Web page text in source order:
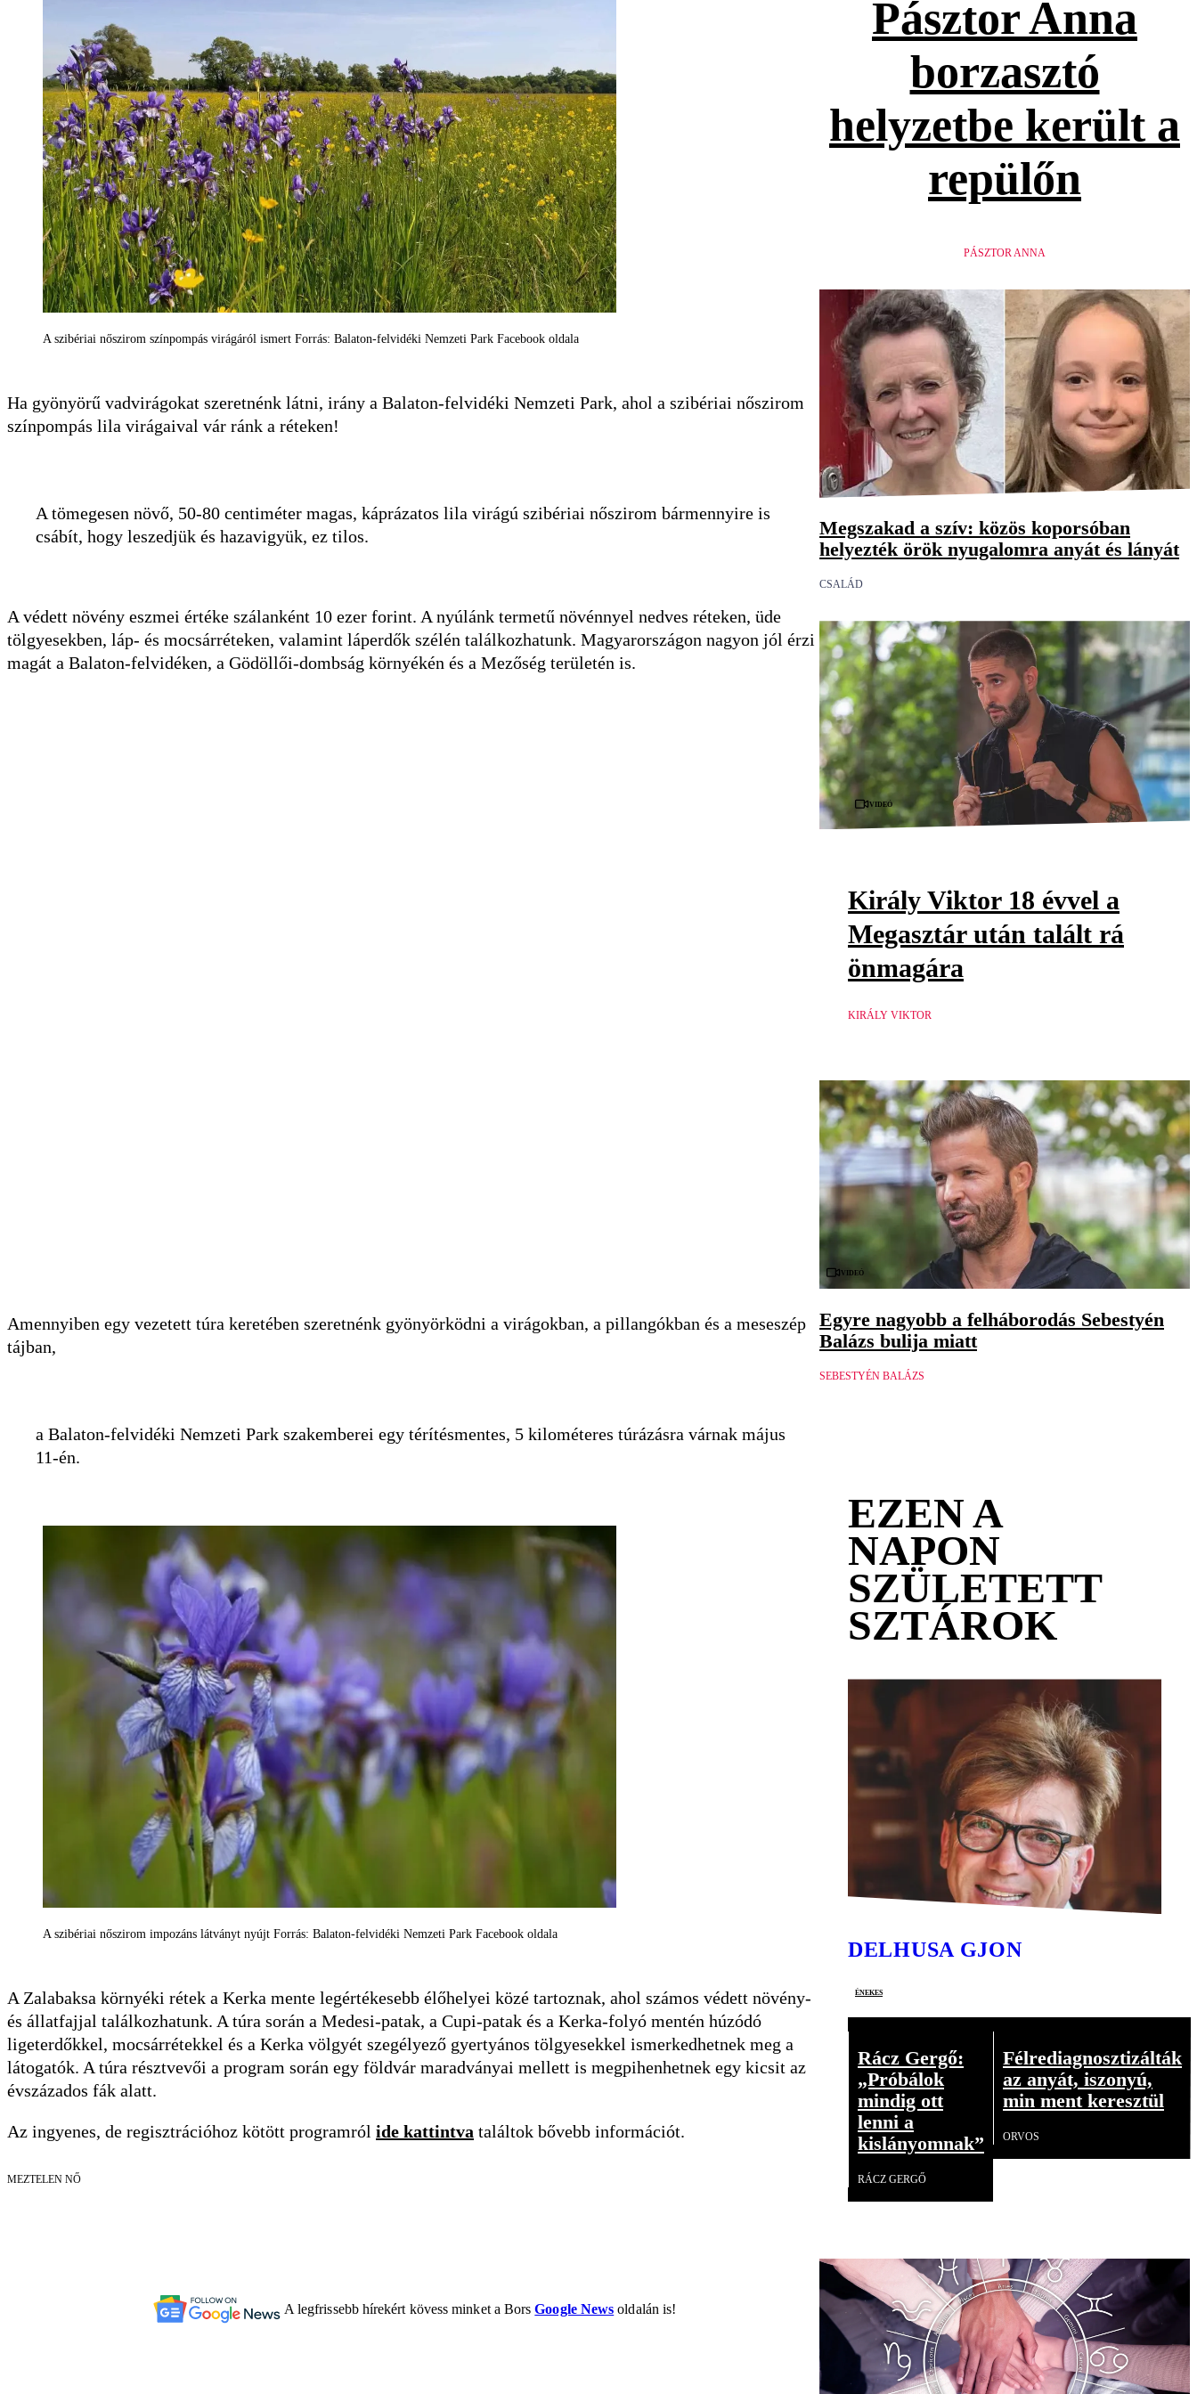
A szibériai nőszirom színpompás virágáról ismert Forrás: Balaton-felvidéki Nemzeti Park Facebook oldala
Ha gyönyörű vadvirágokat szeretnénk látni, irány a Balaton-felvidéki Nemzeti Park, ahol a szibériai nőszirom
színpompás lila virágaival vár ránk a réteken!
A tömegesen növő, 50-80 centiméter magas, káprázatos lila virágú szibériai nőszirom bármennyire is
csábít, hogy leszedjük és hazavigyük, ez tilos.
A védett növény eszmei értéke szálanként 10 ezer forint. A nyúlánk termetű növénnyel nedves réteken, üde
tölgyesekben, láp- és mocsárréteken, valamint láperdők szélén találkozhatunk. Magyarországon nagyon jól érzi
magát a Balaton-felvidéken, a Gödöllői-dombság környékén és a Mezőség területén is.
Amennyiben egy vezetett túra keretében szeretnénk gyönyörködni a virágokban, a pillangókban és a meseszép
tájban,
a Balaton-felvidéki Nemzeti Park szakemberei egy térítésmentes, 5 kilométeres túrázásra várnak május
11-én.
A szibériai nőszirom impozáns látványt nyújt Forrás: Balaton-felvidéki Nemzeti Park Facebook oldala
A Zalabaksa környéki rétek a Kerka mente legértékesebb élőhelyei közé tartoznak, ahol számos védett növény-
és állatfajjal találkozhatunk. A túra során a Medesi-patak, a Cupi-patak és a Kerka-folyó mentén húzódó
ligeterdőkkel, mocsárrétekkel és a Kerka völgyét szegélyező gyertyános tölgyesekkel ismerkedhetnek meg a
látogatók. A túra résztvevői a program során egy földvár maradványai mellett is megpihenhetnek egy kicsit az
évszázados fák alatt.
Az ingyenes, de regisztrációhoz kötött programról ide kattintva találtok bővebb információt.
MEZTELEN NŐ
A legfrissebb hírekért kövess minket a BorsGoogle News oldalán is!
Pásztor Anna
borzasztó
helyzetbe került a
repülőn
PÁSZTOR ANNA
Megszakad a szív: közös koporsóban
helyezték örök nyugalomra anyát és lányát
CSALÁD
Videó
Király Viktor 18 évvel a
Megasztár után talált rá
önmagára
KIRÁLY VIKTOR
Videó
Egyre nagyobb a felháborodás Sebestyén
Balázs bulija miatt
SEBESTYÉN BALÁZS
EZEN A
NAPON
SZÜLETETT
SZTÁROK
DELHUSA GJON
énekes
Rácz Gergő:
„Próbálok
mindig ott
lenni a
kislányomnak”
RÁCZ GERGŐ
Félrediagnosztizálták
az anyát, iszonyú,
min ment keresztül
ORVOS